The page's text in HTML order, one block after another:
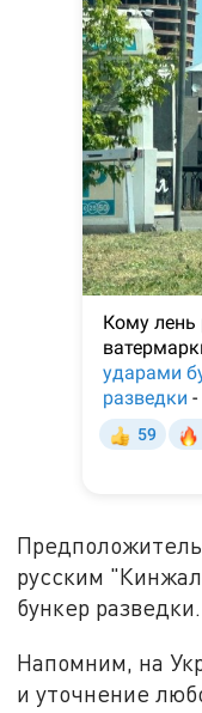
русским
бункер разведки.
Напомним, на
и уточнение